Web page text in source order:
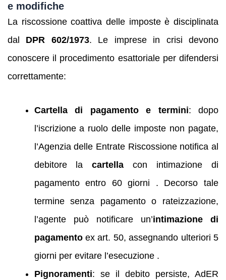
e modifiche
La riscossione coattiva delle imposte è disciplinata
dal DPR 602/1973. Le imprese in crisi devono
conoscere il procedimento esattoriale per difendersi
correttamente:
Cartella di pagamento e termini: dopo
l’iscrizione a ruolo delle imposte non pagate,
l’Agenzia delle Entrate Riscossione notifica al
debitore lacartella con intimazione di
pagamento entro 60 giorni . Decorso tale
termine senza pagamento o rateizzazione,
l’agente può notificare un’intimazione di
pagamentoex art. 50, assegnando ulteriori 5
giorni per evitare l’esecuzione .
Pignoramenti: se il debito persiste, AdER